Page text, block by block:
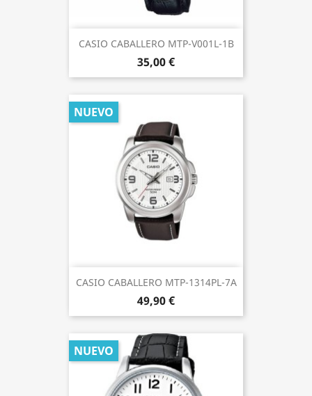
CASIO CABALLERO MTP-V001L-1B
35,00 €
CASIO CABALLERO MTP-1314PL-7A
49,90 €
NUEVO
NUEVO